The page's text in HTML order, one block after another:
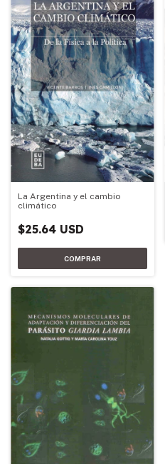
La Argentina y el cambio
climático
$25.64 USD